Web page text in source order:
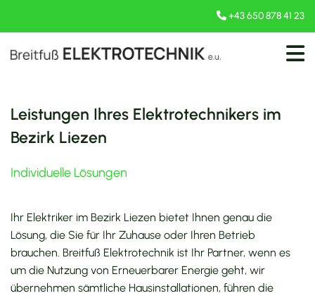
 +43 650 878 41 23
Leistungen Ihres Elektrotechnikers im
Bezirk Liezen
Individuelle Lösungen
Ihr Elektriker im Bezirk Liezen bietet Ihnen genau die
Lösung, die Sie für Ihr Zuhause oder Ihren Betrieb
brauchen. Breitfuß Elektrotechnik ist Ihr Partner, wenn es
um die Nutzung von Erneuerbarer Energie geht, wir
übernehmen sämtliche Hausinstallationen, führen die